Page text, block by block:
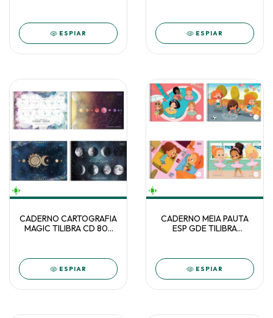
ESPIAR ESPIAR
CADERNO CARTOGRAFIA
MAGIC TILIBRA CD 80F
ESPIAR
CADERNO MEIA PAUTA
ESP GDE TILIBRA
ESPIAR